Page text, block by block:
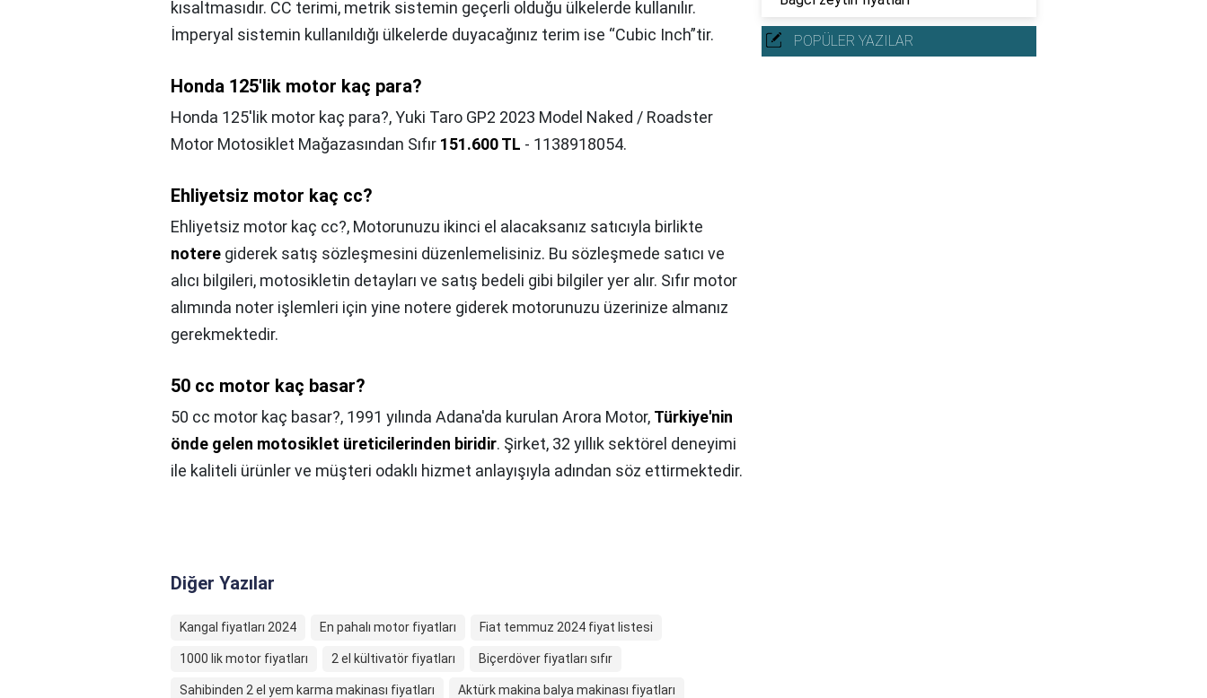
kısaltmasıdır. CC terimi, metrik sistemin geçerli olduğu ülkelerde kullanılır.
İmperyal sistemin kullanıldığı ülkelerde duyacağınız terim ise “Cubic Inch”tir.
Honda 125'lik motor kaç para?
Honda 125'lik motor kaç para?,Yuki Taro GP2 2023 Model Naked / Roadster
Motor Motosiklet Mağazasından Sıfır 151.600 TL - 1138918054.
Ehliyetsiz motor kaç cc?
Ehliyetsiz motor kaç cc?, Motorunuzu ikinci el alacaksanız satıcıyla birlikte
notere giderek satış sözleşmesini düzenlemelisiniz. Bu sözleşmede satıcı ve
alıcı bilgileri, motosikletin detayları ve satış bedeli gibi bilgiler yer alır. Sıfır motor
alımında noter işlemleri için yine notere giderek motorunuzu üzerinize almanız
gerekmektedir.
50 cc motor kaç basar?
50 cc motor kaç basar?, 1991 yılında Adana'da kurulan Arora Motor, Türkiye'nin
önde gelen motosiklet üreticilerinden biridir. Şirket, 32 yıllık sektörel deneyimi
ile kaliteli ürünler ve müşteri odaklı hizmet anlayışıyla adından söz ettirmektedir.
Diğer Yazılar
Kangal fiyatları 2024 En pahalı motor fiyatları Fiat temmuz 2024 fiyat listesi
1000 lik motor fiyatları 2 el kültivatör fiyatları Biçerdöver fiyatları sıfır
Sahibinden 2 el yem karma makinası fiyatları Aktürk makina balya makinası fiyatları
POPÜLER YAZILAR